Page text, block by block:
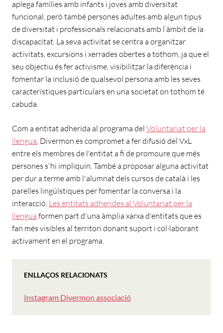
aplega famílies amb infants i joves amb diversitat
funcional, però també persones adultes amb algun tipus
de diversitat i professionals relacionats amb l’àmbit de la
discapacitat. La seva activitat se centra a organitzar
activitats, excursions i xerrades obertes a tothom, ja que el
seu objectiu és fer activisme, visibilitzar la diferència i
fomentar la inclusió de qualsevol persona amb les seves
característiques particulars en una societat on tothom té
cabuda.
Com a entitat adherida al programa del Voluntariat per la
llengua, Divermon es compromet a fer difusió del VxL
entre els membres de l'entitat a fi de promoure que més
persones s'hi impliquin. També a proposar alguna activitat
per dur a terme amb l'alumnat dels cursos de català i les
parelles lingüístiques per fomentar la conversa i la
interacció. Les entitats adherides al Voluntariat per la
llengua formen part d'una àmplia xarxa d'entitats que es
fan més visibles al territori donant suport i col·laborant
activament en el programa.
ENLLAÇOS RELACIONATS
Instagram Divermon associació